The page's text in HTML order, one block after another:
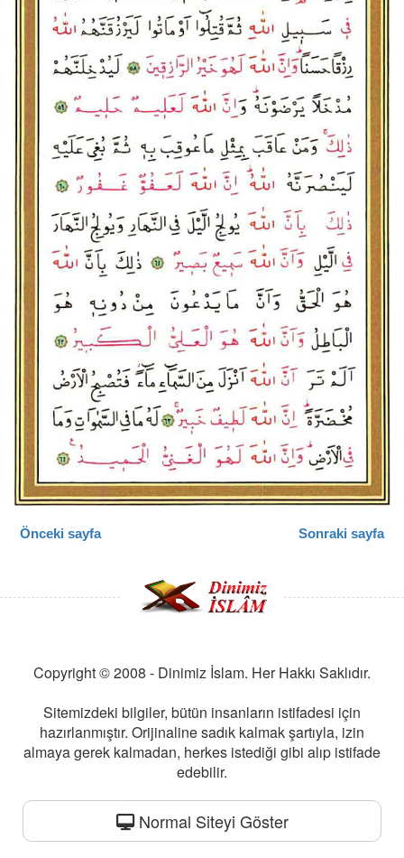
Önceki sayfa Sonraki sayfa
Copyright © 2008 - Dinimiz İslam. Her Hakkı Saklıdır.
Sitemizdeki bilgiler, bütün insanların istifadesi için
hazırlanmıştır. Orijinaline sadık kalmak şartıyla, izin
almaya gerek kalmadan, herkes istediği gibi alıp istifade
edebilir.
Normal Siteyi Göster